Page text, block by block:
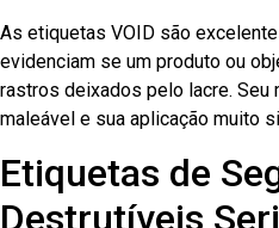
As etiquetas VOID são
evidenciam se um produto ou
rastros deixados pelo lacre. Seu
maleável e sua aplicação muito
Etiquetas de
Destrutíveis